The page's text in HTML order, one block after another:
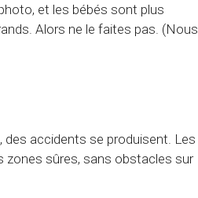
et les bébés sont plus
Alors ne le faites pas. (Nous
des accidents se produisent. Les
zones sûres, sans obstacles sur